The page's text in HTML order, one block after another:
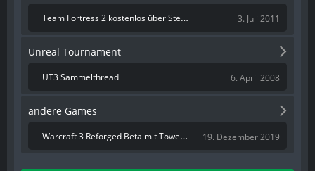
Team Fortress 2 kostenlos über Steam verfügbar
3. Juli 2011
Unreal Tournament
UT3 Sammelthread 6. April 2008
andere Games
Warcraft 3 Reforged Beta mit TowerDefense Map Green TD
19. Dezember 2019